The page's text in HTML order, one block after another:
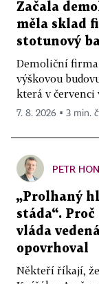
Začala
měla sklad
stotunový
Demoliční firma
výškovou
která v červenci
7. 8. 2026 ▪ 3 min.
PETR
„Prolhaný
stáda“.
vláda
opovrhoval
Někteří říkají,